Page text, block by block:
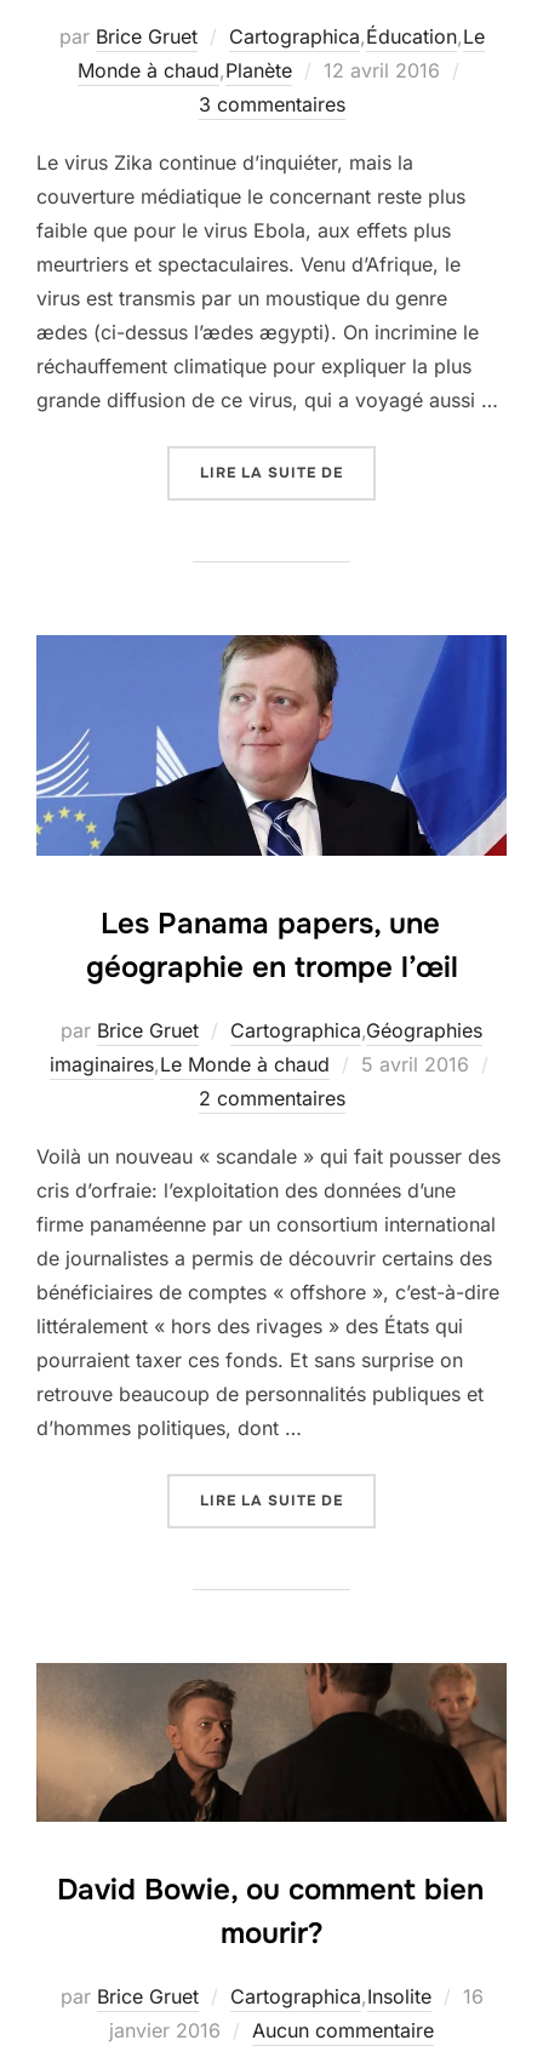
par Brice Gruet Cartographica,Éducation,Le
Monde à chaud,Planète
Publié
le
12 avril 2016
3 commentaires
Le virus Zika continue d’inquiéter, mais la
couverture médiatique le concernant reste plus
faible que pour le virus Ebola, aux effets plus
meurtriers et spectaculaires. Venu d’Afrique, le
virus est transmis par un moustique du genre
ædes (ci-dessus l’ædes ægypti). On incrimine le
réchauffement climatique pour expliquer la plus
grande diffusion de ce virus, qui a voyagé aussi …
LIRE LA SUITE DE
Les Panama papers, une
géographie en trompe l’œil
par Brice Gruet Cartographica,Géographies
imaginaires,Le Monde à chaud
Publié
5 avril 2016
2 commentaires
Voilà un nouveau « scandale » qui fait pousser des
cris d’orfraie: l’exploitation des données d’une
firme panaméenne par un consortium international
de journalistes a permis de découvrir certains des
bénéficiaires de comptes « offshore », c’est-à-dire
littéralement « hors des rivages » des États qui
pourraient taxer ces fonds. Et sans surprise on
retrouve beaucoup de personnalités publiques et
d’hommes politiques, dont …
LIRE LA SUITE DE
David Bowie, ou comment bien
mourir?
par Brice Gruet Cartographica,Insolite
Publié
16
janvier 2016
Aucun commentaire